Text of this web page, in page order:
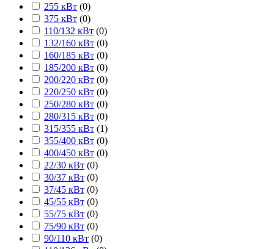
255 кВт (0)
375 кВт (0)
110/132 кВт (0)
132/160 кВт (0)
160/185 кВт (0)
185/200 кВт (0)
200/220 кВт (0)
220/250 кВт (0)
250/280 кВт (0)
280/315 кВт (0)
315/355 кВт (1)
355/400 кВт (0)
400/450 кВт (0)
22/30 кВт (0)
30/37 кВт (0)
37/45 кВт (0)
45/55 кВт (0)
55/75 кВт (0)
75/90 кВт (0)
90/110 кВт (0)